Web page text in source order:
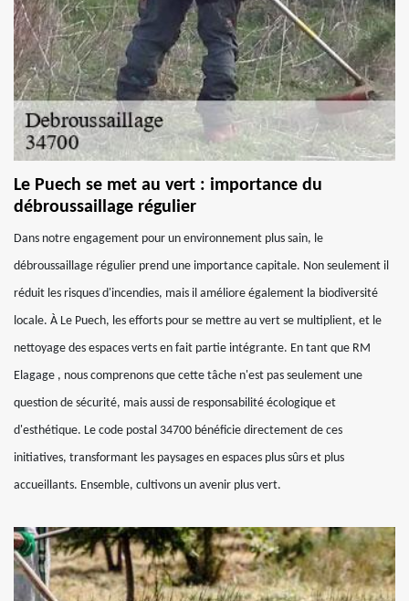
Le Puech se met au vert : importance du
débroussaillage régulier
Dans notre engagement pour un environnement plus sain, le
débroussaillage régulier prend une importance capitale. Non seulement il
réduit les risques d'incendies, mais il améliore également la biodiversité
locale. À Le Puech, les efforts pour se mettre au vert se multiplient, et le
nettoyage des espaces verts en fait partie intégrante. En tant que RM
Elagage , nous comprenons que cette tâche n'est pas seulement une
question de sécurité, mais aussi de responsabilité écologique et
d'esthétique. Le code postal 34700 bénéficie directement de ces
initiatives, transformant les paysages en espaces plus sûrs et plus
accueillants. Ensemble, cultivons un avenir plus vert.